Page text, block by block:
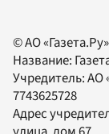
© АО
Название:
Учредитель:АО
7743625728
Адрес